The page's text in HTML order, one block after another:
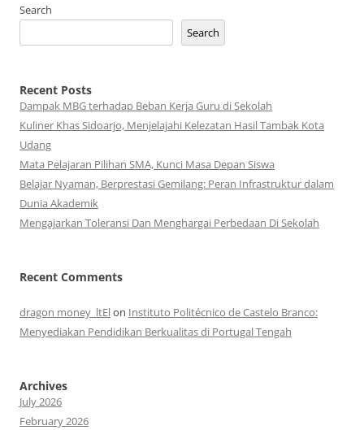
Search
Search
Recent Posts
Dampak MBG terhadap Beban Kerja Guru di Sekolah
Kuliner Khas Sidoarjo, Menjelajahi Kelezatan Hasil Tambak Kota
Udang
Mata Pelajaran Pilihan SMA, Kunci Masa Depan Siswa
Belajar Nyaman, Berprestasi Gemilang: Peran Infrastruktur dalam
Dunia Akademik
Mengajarkan Toleransi Dan Menghargai Perbedaan Di Sekolah
Recent Comments
dragon money_ltElon Instituto Politécnico de Castelo Branco:
Menyediakan Pendidikan Berkualitas di Portugal Tengah
Archives
July 2026
February 2026